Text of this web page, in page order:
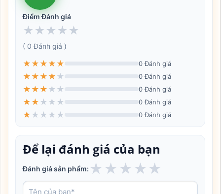
Điểm Đánh giá
★ ★ ★ ★ ★
( 0 Đánh giá )
★ ★ ★ ★ ★ 0 Đánh giá
★ ★ ★ ★ ★ 0 Đánh giá
★ ★ ★ ★ ★ 0 Đánh giá
★ ★ ★ ★ ★ 0 Đánh giá
★ ★ ★ ★ ★ 0 Đánh giá
Để lại đánh giá của bạn
Đánh giá sản phẩm: ★ ★ ★ ★★